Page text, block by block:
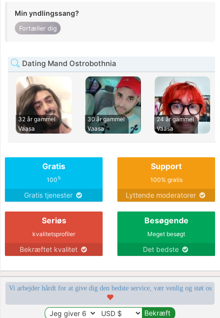
Min yndlingssang?
Fortæller dig
Dating Mand Ostrobothnia
32 år gammel
Vaasa
30 år gammel
Vaasa
24 år gammel
Vaasa
Gratis
100%
Gratis tjenester
Support
100% gratis
Lyttende moderatorer
Seriøs
kvalitetsprofiler
Bekræftet kvalitet
Besøgende
Meget besøgt
Det bedste
Vi arbejder hårdt for at give dig den bedste service, vær venlig og støt os